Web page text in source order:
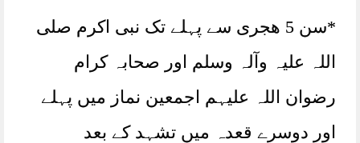
*سن 5 ھجری سے پہلے تک نبی اکرم صلی
اللہ علیہ وآلہ وسلم اور صحابہ کرام
رضوان اللہ علیہم اجمعین نماز میں پہلے
اور دوسرے قعدہ میں تشہد کے بعد